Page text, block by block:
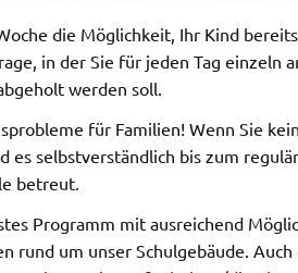
die Möglichkeit, Ihr Kind
in der Sie für jeden Tag einzeln
werden soll.
für Familien! Wenn Sie
es selbstverständlich bis zum
betreut.
Programm mit ausreichend
rund um unser Schulgebäude. Auch